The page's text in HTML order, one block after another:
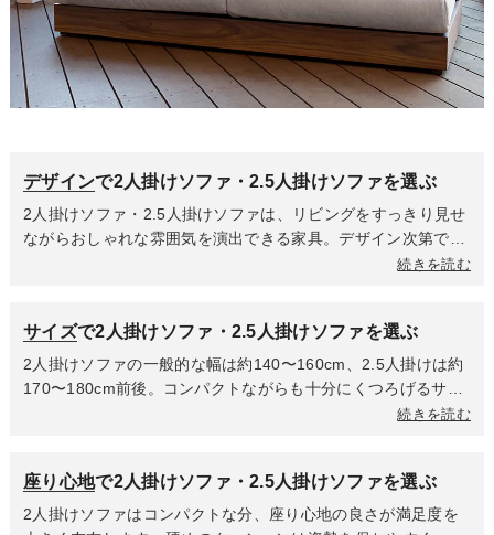
デザインで2人掛けソファ・2.5人掛けソファを選ぶ
2人掛けソファ・2.5人掛けソファは、リビングをすっきり見せ
ながらおしゃれな雰囲気を演出できる家具。デザイン次第で空
間の印象が大きく変わります。直線的でシンプルなフォルムは
や北欧テイストの空間に柔らかさをプラスしてくれます。ま
た、座面クッションが一体型のタイプはすっきりとした見た目
でリビングを広く見せたい方におすすめ。分割タイプは個々の
スペースを確保しやすく、座る人数に合わせて使い分けができ
ます。
続きを読む
サイズで2人掛けソファ・2.5人掛けソファを選ぶ
2人掛けソファの一般的な幅は約140〜160cm、2.5人掛けは約
170〜180cm前後。コンパクトながらも十分にくつろげるサイ
ズ感で、限られたスペースのリビングやワンルームにも取り入
はお部屋の広さや動線を確認し、快適に配置できるかをチェッ
クしましょう。搬入経路も事前に把握しておくと安心です。
続きを読む
座り心地で2人掛けソファ・2.5人掛けソファを選ぶ
2人掛けソファはコンパクトな分、座り心地の良さが満足度を